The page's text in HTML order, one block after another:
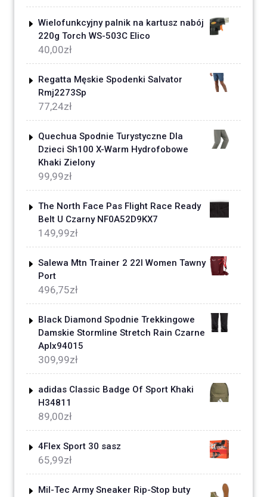
Wielofunkcyjny palnik na kartusz nabój
220g Torch WS-503C Elico
40,00zł
Regatta Męskie Spodenki Salvator
Rmj2273Sp
77,24zł
Quechua Spodnie Turystyczne Dla
Dzieci Sh100 X-Warm Hydrofobowe
Khaki Zielony
99,99zł
The North Face Pas Flight Race Ready
Belt U Czarny NF0A52D9KX7
149,99zł
Salewa Mtn Trainer 2 22l Women Tawny
Port
496,75zł
Black Diamond Spodnie Trekkingowe
Damskie Stormline Stretch Rain Czarne
Aplx94015
309,99zł
adidas Classic Badge Of Sport Khaki
H34811
89,00zł
4Flex Sport 30 sasz
65,99zł
Mil-Tec Army Sneaker Rip-Stop buty